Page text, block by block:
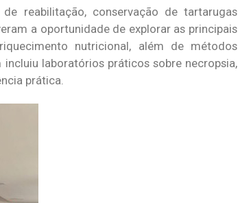
reabilitação, conservação de tartarugas
a oportunidade de explorar as principais
nutricional, além de métodos
laboratórios práticos sobre necropsia,
prática.